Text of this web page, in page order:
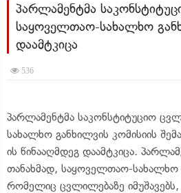
პარლამენტმა
საყოველთაო-სახალხო
დაამტკიცა
536
პარლამენტმა საკონსტიტუციო
სახალხო განხილვის კომისიის
ის წინააღმდეგ დაამტკიცა.
თანახმად, საყოველთაო-სახალხო
რომელიც ცვლილებაზე იმუშავებს,